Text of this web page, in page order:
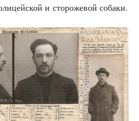
и сто­ро­же­вой собаки.